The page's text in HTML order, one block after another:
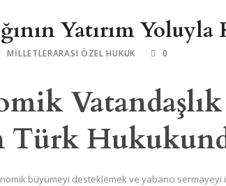
Yatırım Yoluyla
MILLETLERARASI ÖZEL HUKUK 0
Vatandaşlık
Türk
büyümeyi desteklemek ve yabancı sermayeyi